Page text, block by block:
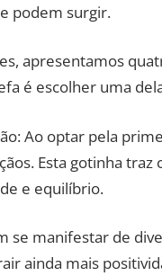
podem surgir.
apresentamos
é escolher uma
Ao optar pela
Esta gotinha
e equilíbrio.
se manifestar de
ainda mais